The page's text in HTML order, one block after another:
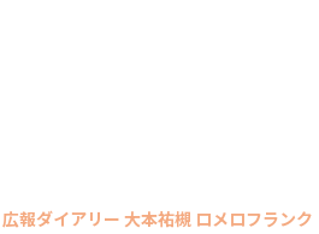
広報ダイアリー 大本祐槻 ロメロフランク